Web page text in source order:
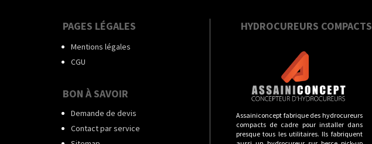
PAGES LÉGALES
Mentions légales
CGU
BON À SAVOIR
Demande de devis
Contact par service
HYDROCUREURS COMPACTS
Assainiconcept fabrique des hydrocureurs
compacts de cadre pour installer dans
presque tous les utilitaires. Ils fabriquent